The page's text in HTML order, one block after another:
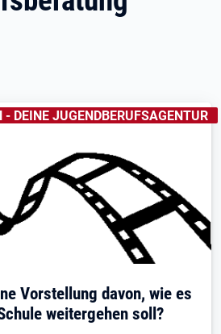
:
- DEINE JUGENDBERUFSAGENTUR
Vorstellung davon, wie es
weitergehen soll?